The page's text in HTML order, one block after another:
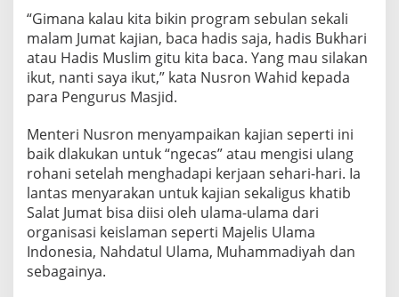
“Gimana kalau kita bikin program sebulan sekali
malam Jumat kajian, baca hadis saja, hadis Bukhari
atau Hadis Muslim gitu kita baca. Yang mau silakan
ikut, nanti saya ikut,” kata Nusron Wahid kepada
para Pengurus Masjid.
Menteri Nusron menyampaikan kajian seperti ini
baik dlakukan untuk “ngecas” atau mengisi ulang
rohani setelah menghadapi kerjaan sehari-hari. Ia
lantas menyarakan untuk kajian sekaligus khatib
Salat Jumat bisa diisi oleh ulama-ulama dari
organisasi keislaman seperti Majelis Ulama
Indonesia, Nahdatul Ulama, Muhammadiyah dan
sebagainya.